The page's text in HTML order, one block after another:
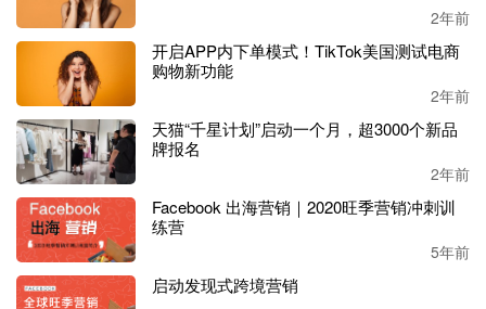
深度依赖带来的风险参照
2021年的亚马逊封号潮。因此，赛
维也坦言目前公司经营上存在第三方平台店铺被关闭的风
险，虽然其从未因多账号受到亚马逊处罚，但风险不能完全
届时可能导致公司大量店铺被关闭，那么整体业绩的不利影
响可想而知。
但要完全减弱对亚马逊依赖，目前跨境圈内尚未有大卖能够
做到。根据今年上半年财报数据显示：
同为服饰大卖的 子不语在第三方平台收入
2年前
开启APP内下单模式！TikTok美国测试电商
购物新功能
2年前
天猫“千星计划”启动一个月，超3000个新品
牌报名
2年前
Facebook 出海营销｜2020旺季营销冲刺训
练营
5年前
启动发现式跨境营销